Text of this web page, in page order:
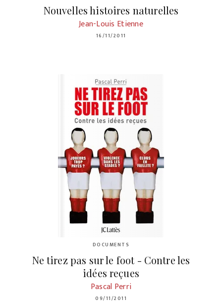
Nouvelles histoires naturelles
Jean-Louis Etienne
16/11/2011
DOCUMENTS
Ne tirez pas sur le foot - Contre les
idées reçues
Pascal Perri
09/11/2011